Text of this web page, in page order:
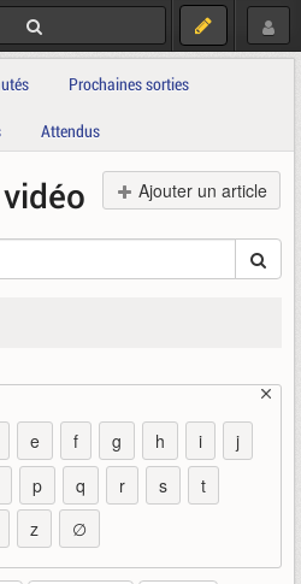
Prochaines sorties
Attendus
Ajouter un article
e f g h i
j
p q r s
t
z ∅